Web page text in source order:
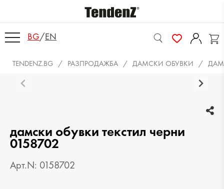
BG/EN
TENDENZ.BG РАЗПРОДАЖБА ДАМСКИ ОБУВКИ
дамски обувки текстил черни
0158702
Арт.N: 0158702